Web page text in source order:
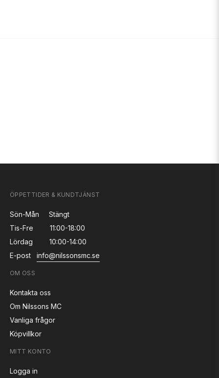
ÖPPETTIDER & KUNDTJÄNST
Sön-Mån
Stängt
Tis-Fre
11:00-18:00
Lördag
10:00-14:00
E-post
info@nilssonsmc.se
OM OSS
Kontakta oss
Om Nilssons MC
Vanliga frågor
Köpvillkor
MITT KONTO
Logga in